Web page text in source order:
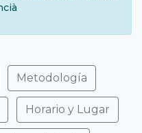
Metodología
Horario y Lugar